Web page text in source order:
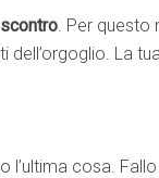
. Per questo
La
l’ultima cosa.